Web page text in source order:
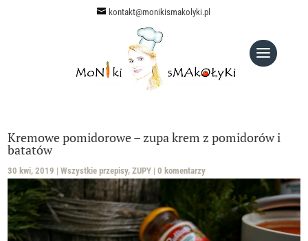
kontakt@monikismakolyki.pl
Kremowe pomidorowe – zupa krem z pomidorów i
batatów
30 kwi, 2019 |Wszystkie przepisy,ZUPY |0 komentarzy